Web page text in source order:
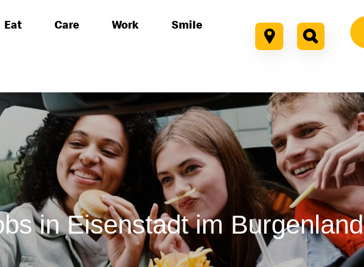
Eat Care Work Smile
in Eisenstadt im Burgenland